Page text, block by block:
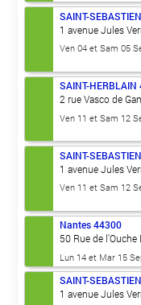
SAINT-
1 avenue Jules
Ven 04 et Sam 05
SAINT-HERBLAIN
2 rue Vasco de
Ven 11 et Sam 12
SAINT-
1 avenue Jules
Ven 11 et Sam 12
Nantes 44300
50 Rue de l'Ouche
Lun 14 et Mar 15
SAINT-
1 avenue Jules